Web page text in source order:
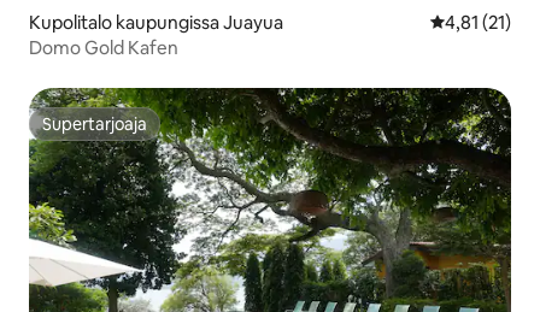
Kupolitalo kaupungissa Juayua
4,81 (21)
Domo Gold Kafen
Supertarjoaja
Supertarjoaja